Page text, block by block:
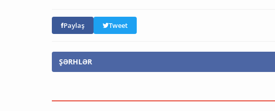
Paylaş Tweet
ŞƏRHLƏR